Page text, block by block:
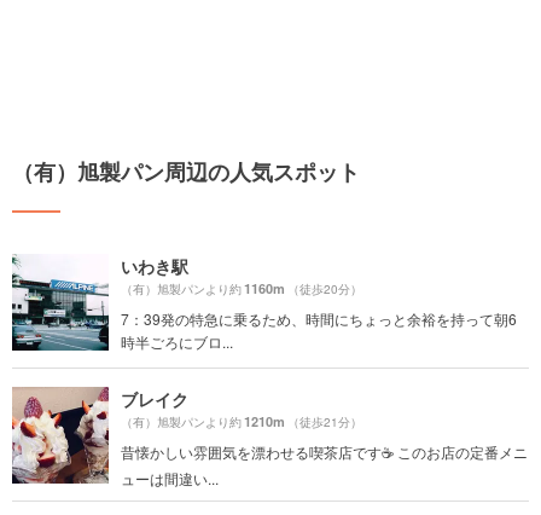
（有）旭製パン周辺の人気スポット
いわき駅
（有）旭製パンより約1160m （徒歩20分）
7：39発の特急に乗るため、時間にちょっと余裕を持って朝6
時半ごろにブロ...
ブレイク
（有）旭製パンより約1210m （徒歩21分）
昔懐かしい雰囲気を漂わせる喫茶店です☕ このお店の定番メニ
ューは間違い...